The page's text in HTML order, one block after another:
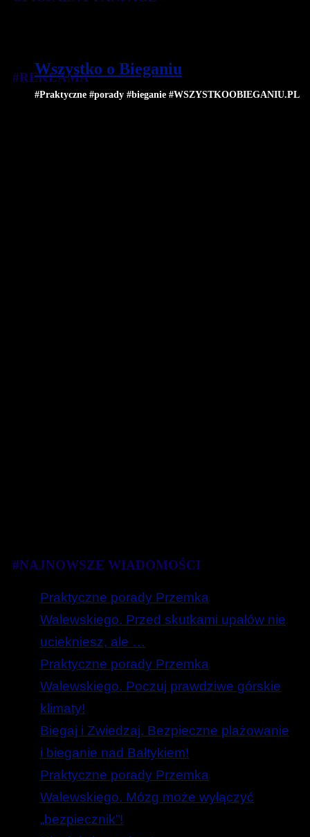
Wszystko o Bieganiu
#Praktyczne #porady #bieganie #WSZYSTKOOBIEGANIU.PL
#REKLAMA
#NAJNOWSZE WIADOMOŚCI
Praktyczne porady Przemka
Walewskiego. Przed skutkami upałów nie
uciekniesz, ale …
Praktyczne porady Przemka
Walewskiego. Poczuj prawdziwe górskie
klimaty!
Biegaj i Zwiedzaj. Bezpieczne plażowanie
i bieganie nad Bałtykiem!
Praktyczne porady Przemka
Walewskiego. Mózg może wyłączyć
„bezpiecznik”!